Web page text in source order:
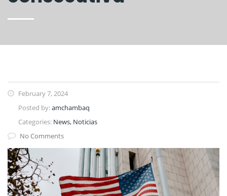
February 7, 2024
Posted by:amchambaq
Categories: News, Noticias
No Comments